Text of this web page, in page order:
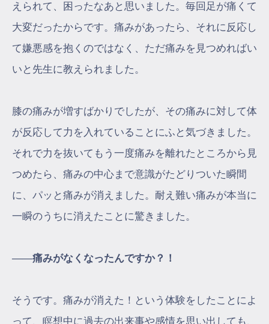
えられて、困ったなあと思いました。毎回足が痛くて
大変だったからです。痛みがあったら、それに反応し
て嫌悪感を抱くのではなく、ただ痛みを見つめればい
いと先生に教えられました。
膝の痛みが増すばかりでしたが、その痛みに対して体
が反応して力を入れていることにふと気づきました。
それで力を抜いてもう一度痛みを離れたところから見
つめたら、痛みの中心まで意識がたどりついた瞬間
に、パッと痛みが消えました。耐え難い痛みが本当に
一瞬のうちに消えたことに驚きました。
――痛みがなくなったんですか？！
そうです。痛みが消えた！という体験をしたことによ
って、瞑想中に過去の出来事や感情を思い出しても、